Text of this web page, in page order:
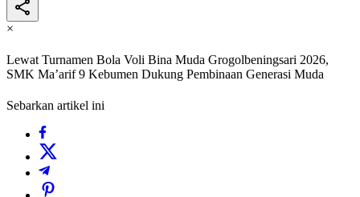
×
Lewat Turnamen Bola Voli Bina Muda Grogolbeningsari 2026,
SMK Ma’arif 9 Kebumen Dukung Pembinaan Generasi Muda
Sebarkan artikel ini